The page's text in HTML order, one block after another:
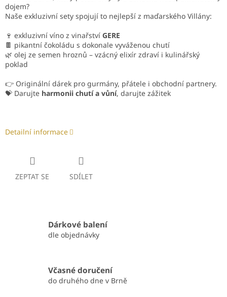
dojem?
Naše exkluzivní sety spojují to nejlepší z maďarského Villány:
🍷 exkluzivní víno z vinařství GERE
🍫 pikantní čokoládu s dokonale vyváženou chutí
🌿 olej ze semen hroznů – vzácný elixír zdraví i kulinářský
poklad
👉 Originální dárek pro gurmány, přátele i obchodní partnery.
💝 Darujte harmonii chutí a vůní, darujte zážitek
Detailní informace
ZEPTAT SE SDÍLET
Dárkové balení
dle objednávky
Včasné doručení
do druhého dne v Brně